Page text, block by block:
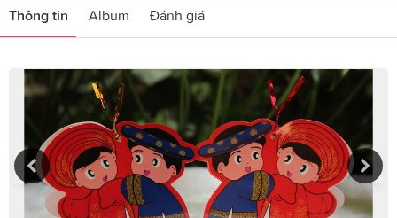
Thông tin Album Đánh giá